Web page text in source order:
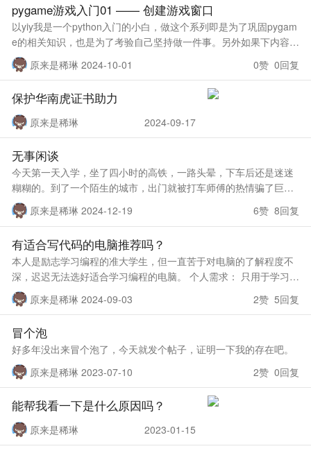
pygame游戏入门01 —— 创建游戏窗口
以yiy我是一个python入门的小白，做这个系列即是为了巩固pygam
e的相关知识，也是为了考验自己坚持做一件事。另外如果下内容有
错误或不规范的请各位大佬积极指出，谢谢大家。 首先是下载pyga
me
原来是稀琳 2024-10-01 0赞 0回复
保护华南虎证书助力
原来是稀琳 2024-09-17
无事闲谈
今天第一天入学，坐了四小时的高铁，一路头晕，下车后还是迷迷
糊糊的。到了一个陌生的城市，出门就被打车师傅的热情骗了巨额
的打车费[泪][泪][泪]。 到了学校报名，本来一切顺利，可到了领取
军训票的时候，被
原来是稀琳 2024-12-19 6赞 8回复
有适合写代码的电脑推荐吗？
本人是励志学习编程的准大学生，但一直苦于对电脑的了解程度不
深，迟迟无法选好适合学习编程的电脑。 个人需求： 只用于学习，
不玩游戏，偶然刷剧，查资料 个人预算：7000以下 还请大佬们多
多指点，推荐。
原来是稀琳 2024-09-03 2赞 5回复
冒个泡
好多年没出来冒个泡了，今天就发个帖子，证明一下我的存在吧。
原来是稀琳 2023-07-10
2赞 0回复
能帮我看一下是什么原因吗？
原来是稀琳 2023-01-15